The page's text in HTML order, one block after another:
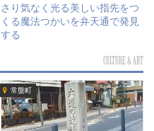
さり気なく光る美しい指先をつ
くる魔法つかいを弁天通で発見
する
CULTURE & ART
常盤町